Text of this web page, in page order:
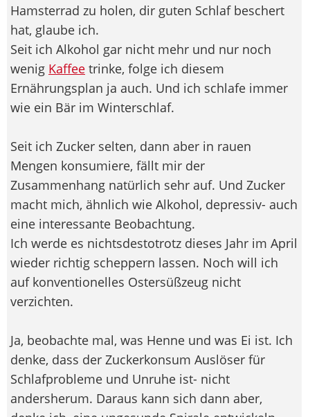
Hamsterrad zu holen, dir guten Schlaf beschert
hat, glaube ich.
Seit ich Alkohol gar nicht mehr und nur noch
wenig Kaffee trinke, folge ich diesem
Ernährungsplan ja auch. Und ich schlafe immer
wie ein Bär im Winterschlaf.
Seit ich Zucker selten, dann aber in rauen
Mengen konsumiere, fällt mir der
Zusammenhang natürlich sehr auf. Und Zucker
macht mich, ähnlich wie Alkohol, depressiv- auch
eine interessante Beobachtung.
Ich werde es nichtsdestotrotz dieses Jahr im April
wieder richtig scheppern lassen. Noch will ich
auf konventionelles Ostersüßzeug nicht
verzichten.
Ja, beobachte mal, was Henne und was Ei ist. Ich
denke, dass der Zuckerkonsum Auslöser für
Schlafprobleme und Unruhe ist- nicht
andersherum. Daraus kann sich dann aber,